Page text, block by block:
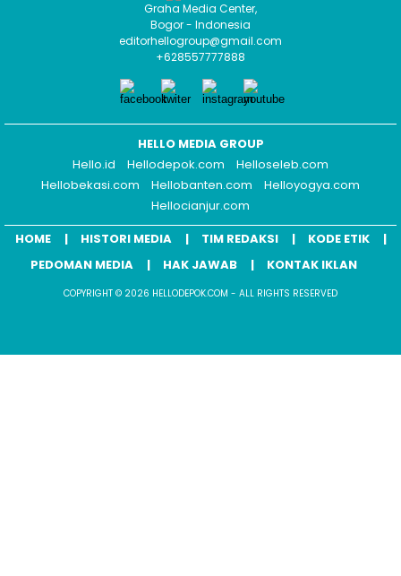
Graha Media Center,
Bogor - Indonesia
editorhellogroup@gmail.com
+628557777888
HELLO MEDIA GROUP
Hello.id
Hellodepok.com
Helloseleb.com
Hellobekasi.com
Hellobanten.com
Helloyogya.com
Hellocianjur.com
HOME
HISTORI MEDIA TIM REDAKSI
KODE ETIK
PEDOMAN MEDIA
HAK JAWAB KONTAK IKLAN
COPYRIGHT © 2026 HELLODEPOK.COM - ALL RIGHTS RESERVED